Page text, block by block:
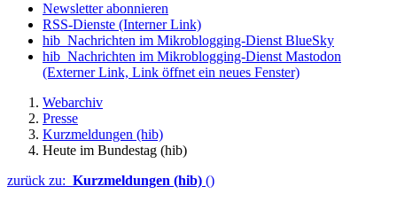
Newsletter abonnieren
RSS-Dienste (Interner Link)
hib_Nachrichten im Mikroblogging-Dienst BlueSky
hib_Nachrichten im Mikroblogging-Dienst Mastodon
(Externer Link, Link öffnet ein neues Fenster)
Webarchiv
Presse
Kurzmeldungen (hib)
Heute im Bundestag (hib)
zurück zu: Kurzmeldungen (hib) ()